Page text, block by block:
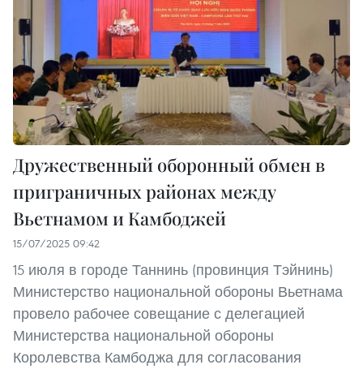
Дружественный оборонный обмен в
приграничных районах между
Вьетнамом и Камбоджей
15/07/2025 09:42
15 июля в городе Таннинь (провинция Тэйнинь)
Министерство национальной обороны Вьетнама
провело рабочее совещание с делегацией
Министерства национальной обороны
Королевства Камбоджа для согласования